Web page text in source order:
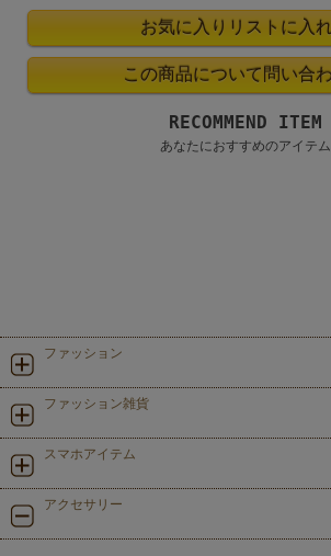
RECOMMEND ITEM
あなたにおすすめのアイテム
ファッション
ファッション雑貨
スマホアイテム
アクセサリー